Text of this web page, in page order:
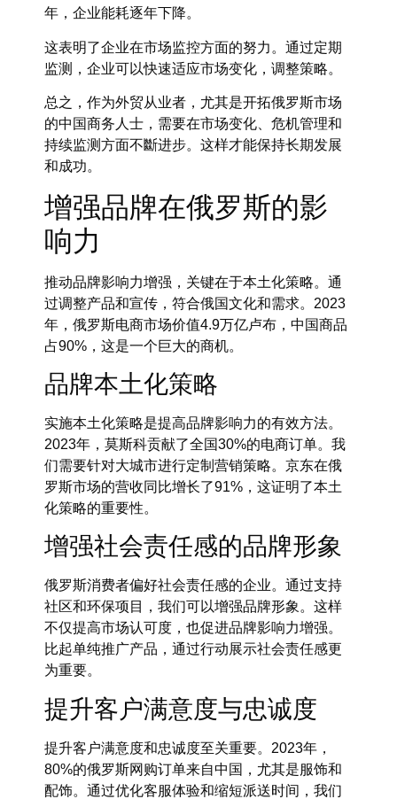
年，企业能耗逐年下降。
这表明了企业在市场监控方面的努力。通过定期
监测，企业可以快速适应市场变化，调整策略。
总之，作为外贸从业者，尤其是开拓俄罗斯市场
的中国商务人士，需要在市场变化、危机管理和
持续监测方面不斷进步。这样才能保持长期发展
和成功。
增强品牌在俄罗斯的影
响力
推动品牌影响力增强，关键在于本土化策略。通
过调整产品和宣传，符合俄国文化和需求。2023
年，俄罗斯电商市场价值4.9万亿卢布，中国商品
占90%，这是一个巨大的商机。
品牌本土化策略
实施本土化策略是提高品牌影响力的有效方法。
2023年，莫斯科贡献了全国30%的电商订单。我
们需要针对大城市进行定制营销策略。京东在俄
罗斯市场的营收同比增长了91%，这证明了本土
化策略的重要性。
增强社会责任感的品牌形象
俄罗斯消费者偏好社会责任感的企业。通过支持
社区和环保项目，我们可以增强品牌形象。这样
不仅提高市场认可度，也促进品牌影响力增强。
比起单纯推广产品，通过行动展示社会责任感更
为重要。
提升客户满意度与忠诚度
提升客户满意度和忠诚度至关重要。2023年，
80%的俄罗斯网购订单来自中国，尤其是服饰和
配饰。通过优化客服体验和缩短派送时间，我们